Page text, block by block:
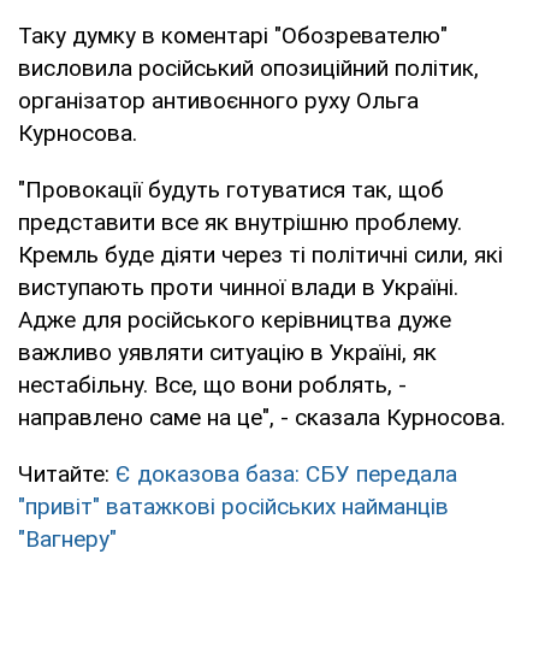
Таку думку в коментарі "Обозревателю"
висловила російський опозиційний політик,
організатор антивоєнного руху Ольга
Курносова.
"Провокації будуть готуватися так, щоб
представити все як внутрішню проблему.
Кремль буде діяти через ті політичні сили, які
виступають проти чинної влади в Україні.
Адже для російського керівництва дуже
важливо уявляти ситуацію в Україні, як
нестабільну. Все, що вони роблять, -
направлено саме на це", - сказала Курносова.
Читайте: Є доказова база: СБУ передала
"привіт" ватажкові російських найманців
"Вагнеру"